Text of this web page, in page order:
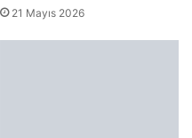
21 Mayıs 2026